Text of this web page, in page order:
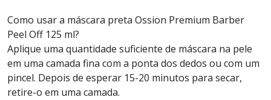
Como usar a máscara preta Ossion Premium Barber
Peel Off 125 ml?
Aplique uma quantidade suficiente de máscara na pele
em uma camada fina com a ponta dos dedos ou com um
pincel. Depois de esperar 15-20 minutos para secar,
retire-o em uma camada.